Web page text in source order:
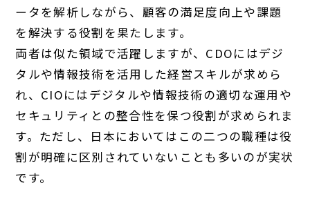
ータを解析しながら、顧客の満足度向上や課題
を解決する役割を果たします。
両者は似た領域で活躍しますが、CDOにはデジ
タルや情報技術を活用した経営スキルが求めら
れ、CIOにはデジタルや情報技術の適切な運用や
セキュリティとの整合性を保つ役割が求められま
す。ただし、日本においてはこの二つの職種は役
割が明確に区別されていないことも多いのが実状
です。